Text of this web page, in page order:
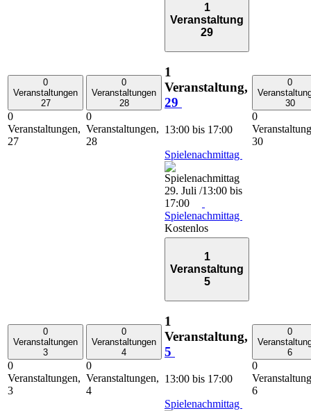
0
Veranstaltungen
27
0
Veranstaltungen,
27
0
Veranstaltungen
28
0
Veranstaltungen,
28
1
Veranstaltung
29
1
Veranstaltung,
29
13:00 bis 17:00
Spielenachmittag
29. Juli /13:00 bis
17:00
Spielenachmittag
Kostenlos
0
30
0
30
0
Veranstaltungen
3
0
Veranstaltungen,
3
0
Veranstaltungen
4
0
Veranstaltungen,
4
1
Veranstaltung
5
1
Veranstaltung,
5
13:00 bis 17:00
Spielenachmittag
0
6
0
6